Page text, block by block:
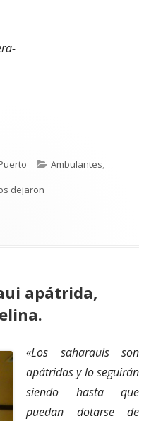
Categorías
Ambulantes,
dejaron
apátrida,
«Los saharauis son
apátridas y lo seguirán
siendo hasta que
puedan dotarse de